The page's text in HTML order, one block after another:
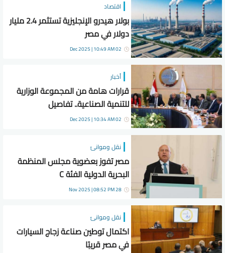
اقتصاد
بولار هيدرو الإنجليزية تستثمر 2.4 مليار
دولار في مصر
02 Dec 2025 | 10:49 AM
أخبار
قرارات هامة من المجموعة الوزارية
للتنمية الصناعية.. تفاصيل
02 Dec 2025 | 10:34 AM
نقل وموانئ
مصر تفوز بعضوية مجلس المنظمة
البحرية الدولية الفئة C
28 Nov 2025 | 08:52 PM
نقل وموانئ
اكتمال توطين صناعة زجاج السيارات
في مصر قريبًا